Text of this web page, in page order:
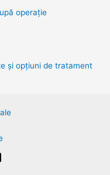
operație
și opțiuni de tratament